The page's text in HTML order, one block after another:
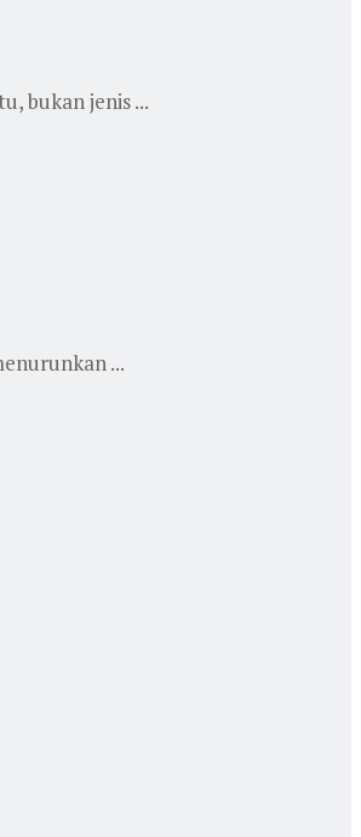
bukan jenis ...
...